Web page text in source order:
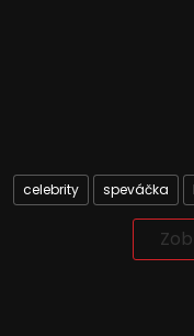
celebrity speváčka